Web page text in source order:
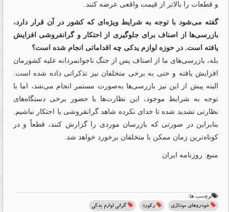
و قطعات را بالاتر از قیمت واقعی عرضه کنند.
گفته می‌شود با توجه به شرایط ویژه‌ای که کشور در آن قرار دارد،
بازرسی‌ها از اصناف برای جلوگیری از احتکار و گرانفروشی افزایش
یافته است. در حوزه لوازم یدکی چه اقداماتی انجام شده است؟
بله، بازرسی‌های ما از اصناف پس از جنگ ناجوانمردانه علیه کشورمان
افزایش یافته و حتی به برخی متخلفان نیز تذکراتی داده شده است.
البته پیش از این نیز بازرسی‌ها به‌صورت مستمر انجام می‌شد، اما با
توجه به شرایط موجود، این نظارت‌ها با حضور برخی دستگاه‌های
نظارتی تشدید شده تا خدای نکرده شاهد گرانفروشی یا احتکار نباشیم.
بنابراین در صورتی که بازرسان موردی را گزارش کنند، قطعاً و در
کوتاه‌ترین زمان ممکن با متخلفان برخورد خواهد شد.
منبع: روزنامه ایران
برچسب ها:
خودروهای مونتاژی
رکورد گرانی لوازم یدکی